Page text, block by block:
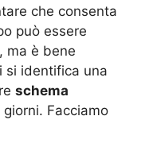
che consenta
può essere
ma è bene
si identifica una
schema
Facciamo